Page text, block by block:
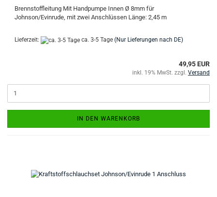
Brennstoffleitung Mit Handpumpe Innen Ø 8mm für
Johnson/Evinrude, mit zwei Anschlüssen Länge: 2,45 m
Lieferzeit: ca. 3-5 Tage (Nur Lieferungen nach DE)
49,95 EUR
inkl. 19% MwSt. zzgl. Versand
IN DEN WARENKORB